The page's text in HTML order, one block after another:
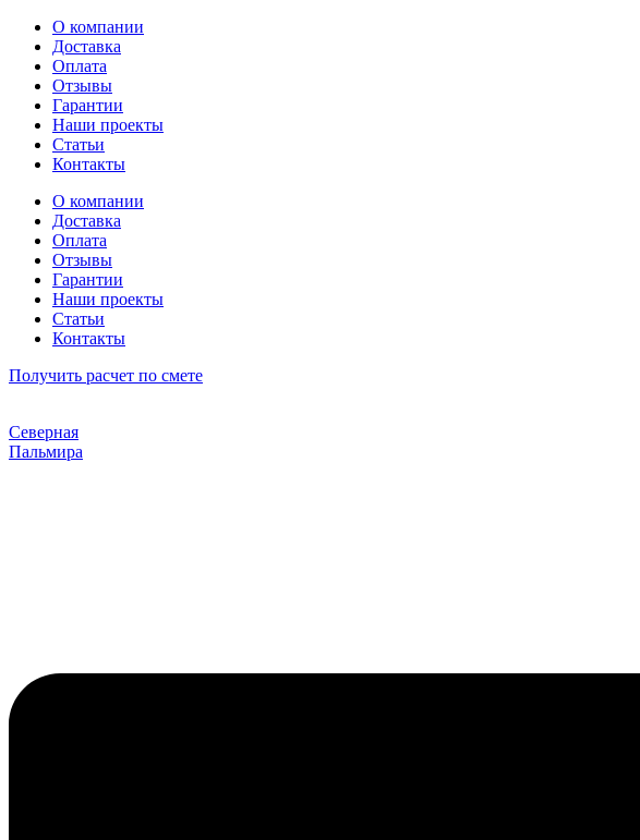
Перейти
содержимому
О компании
Доставка
Оплата
Отзывы
Гарантии
Наши проекты
Статьи
Контакты
О компании
Доставка
Оплата
Отзывы
Гарантии
Наши проекты
Статьи
Контакты
Получить расчет по смете
Северная
Пальмира